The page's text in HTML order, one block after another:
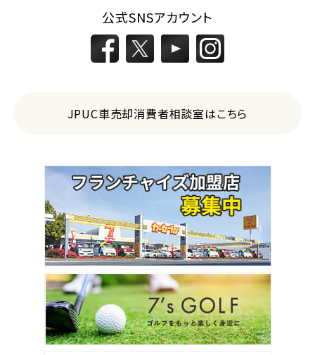
公式SNSアカウント
JPUC車売却消費者相談室はこちら